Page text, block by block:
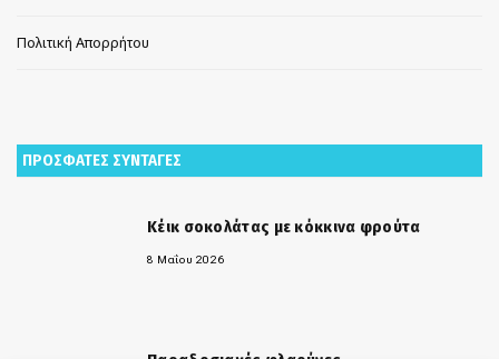
Πολιτική Απορρήτου
ΠΡΟΣΦΑΤΕΣ ΣΥΝΤΑΓΕΣ
Κέικ σοκολάτας με κόκκινα φρούτα
8 Μαΐου 2026